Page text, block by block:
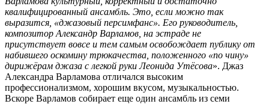
квалифицированный ансамбль. Это, если можно так
выразится, «джазовый персимфанс». Его руководитель,
композитор Александр Варламов, на эстраде не
присутствует вовсе и тем самым освобождает публику от
набившего оскомину трюкачества, положенного «по чину»
дирижёрам джаза с легкой руки Леонида Утёсова». Джаз
Александра Варламова отличался высоким
профессионализмом, хорошим вкусом, музыкальностью.
Вскоре Варламов собирает еще один ансамбль из семи